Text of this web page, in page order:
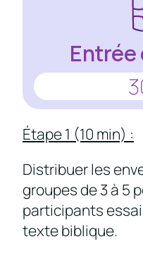
Entrée
Étape 1 (10 min) :
Distribuer les
groupes de 3 à 5
participants
texte biblique.